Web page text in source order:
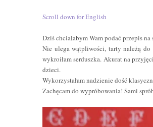
Scroll down for English
Dziś chciałabym Wam podać przepis
Nie ulega wątpliwości, tarty należą
wykroiłam serduszka. Akurat na
dzieci.
Wykorzystałam nadzienie dość
Zachęcam do wypróbowania! Sami